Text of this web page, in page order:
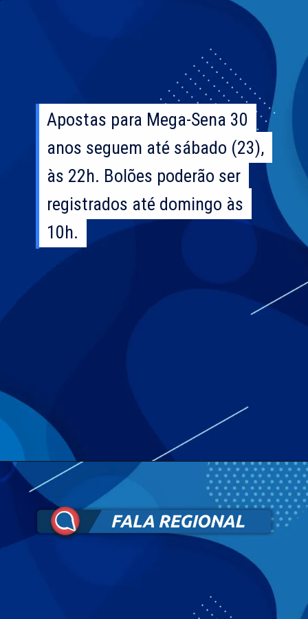
Apostas para Mega-Sena 30
anos seguem até sábado (23),
às 22h. Bolões poderão ser
registrados até domingo às
10h.
Apostas para Mega-Sena 30
anos seguem até sábado (23),
às 22h. Bolões poderão ser
registrados até domingo às
10h.